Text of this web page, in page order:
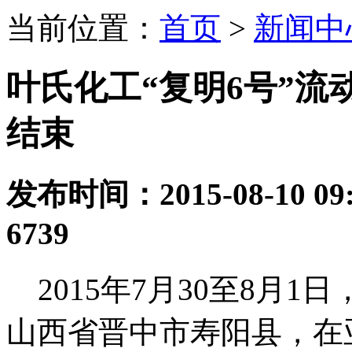
当前位置： 首页 > 新闻
叶氏化工“复明6号”流
结束
发布时间：2015-08-10
6739
2015年7月30至8月1日
山西省晋中市寿阳县，